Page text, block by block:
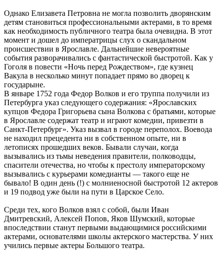
Однако Елизавета Петровна не могла позволить дворянским
детям становиться профессиональными актерами, в то время
как необходимость публичного театра была очевидна. В этот
момент и дошел до императрицы слух о скандальном
происшествии в Ярославле. Дальнейшие невероятные
события разворачивались с фантастической быстротой. Как у
Гоголя в повести «Ночь перед Рождеством», где кузнец
Вакула в несколько минут попадает прямо во дворец к
государыне.
В январе 1752 года Федор Волков и его труппа получили из
Петербурга указ следующего содержания: «Ярославских
купцов Федора Григорьева сына Волкова с братьями, которые
в Ярославле содержат театр и играют комедии, привезти в
Санкт-Петербург». Указ вызвал в городе переполох. Воевода
не находил прецедента ни в собственном опыте, ни в
летописях прошедших веков. Бывали случаи, когда
вызывались из тьмы неведения правители, полководцы,
спасители отечества, но чтобы к престолу императорскому
вызывались с курьерами комедианты — такого еще не
бывало! В один день (!) с молниеносной быстротой 12 актеров
и 19 подвод уже были на пути в Царское Село.
Среди тех, кого Волков взял с собой, были Иван
Дмитревский, Алексей Попов, Яков Шумский, которые
впоследствии станут первыми выдающимися российскими
актерами, основателями школы актерского мастерства. У них
учились первые актеры Большого театра.